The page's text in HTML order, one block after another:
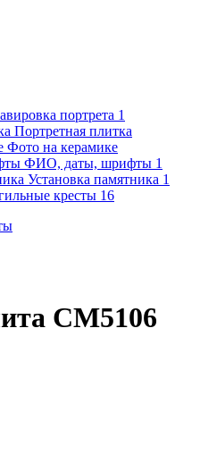
портрета 1
Портретная плитка
Фото на керамике
ФИО, даты, шрифты 1
Установка памятника 1
кресты 16
CM5106